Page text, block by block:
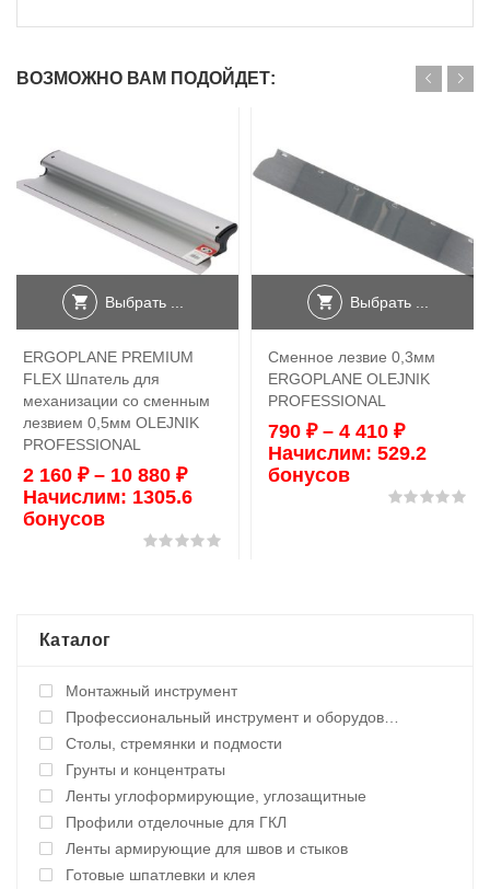
ВОЗМОЖНО ВАМ ПОДОЙДЕТ:
Выбрать ...
ERGOPLANE PREMIUM
FLEX Шпатель для
механизации cо сменным
лезвием 0,5мм OLEJNIK
PROFESSIONAL
2 160 ₽– 10 880 ₽
Начислим: 1305.6
бонусов
Выбрать ...
Сменное лезвие 0,3мм
ERGOPLANE OLEJNIK
PROFESSIONAL
790 ₽– 4 410 ₽
Начислим: 529.2
бонусов
Каталог
Монтажный инструмент
Профессиональный инструмент и оборудование
Столы, стремянки и подмости
Грунты и концентраты
Ленты углоформирующие, углозащитные
Профили отделочные для ГКЛ
Ленты армирующие для швов и стыков
Готовые шпатлевки и клея